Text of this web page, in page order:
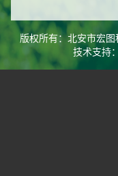
版权所有：北安市宏
技术支持